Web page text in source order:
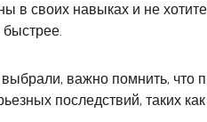
в своих навыках и не
важно помнить, что
последствий, таких